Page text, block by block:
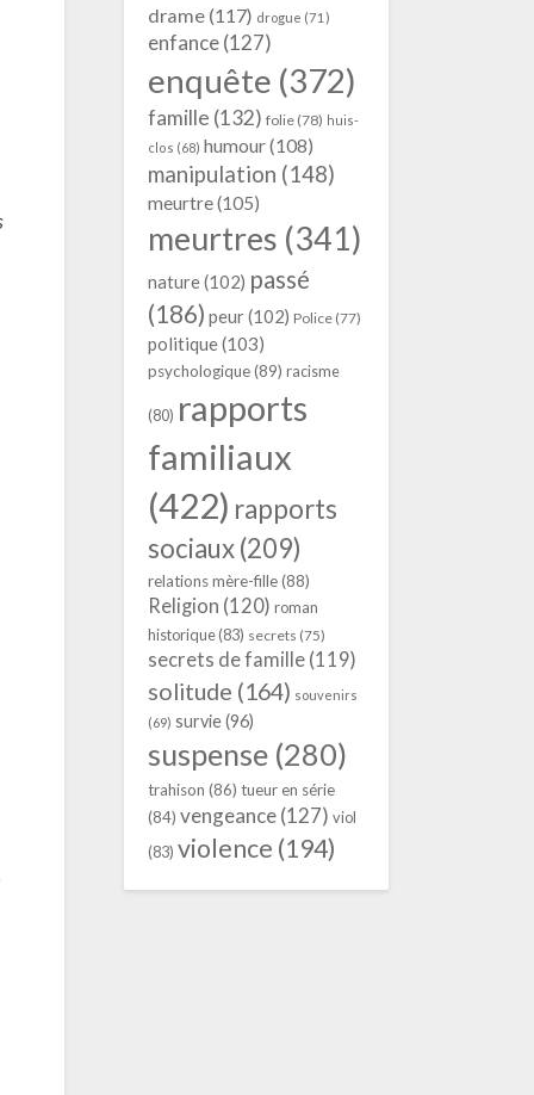
drame(117) drogue (71)
enfance(127)
enquête (372)
famille (132) folie(78) huis-
clos (68) humour(108)
manipulation (148)
meurtre(105)
meurtres (341)
nature(102) passé
(186) peur(102) Police(77)
politique(103)
psychologique(89) racisme
(80) rapports
familiaux
(422) rapports
sociaux(209)
relations mère-fille(88)
Religion (120) roman
historique(83) secrets (75)
secrets de famille(119)
solitude (164) souvenirs
(69) survie(96)
suspense(280)
trahison (86) tueur en série
(84) vengeance(127) viol
(83) violence (194)